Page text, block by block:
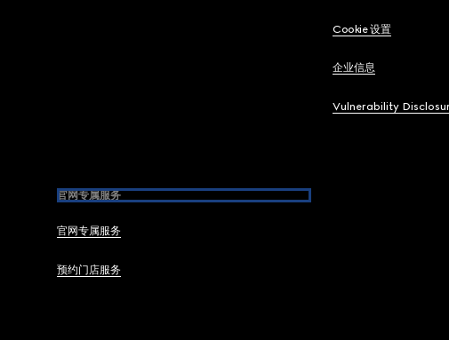
Cookie 设置
企业信息
Vulnerability
官网专属服务
官网专属服务
预约门店服务